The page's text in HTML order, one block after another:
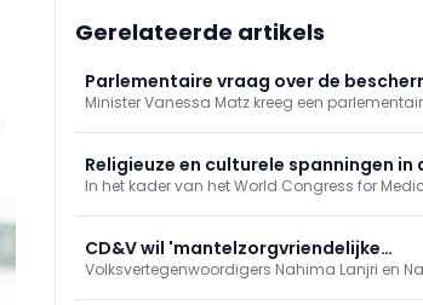
Gerelateerde artikels
Parlementaire vraag over de
van persoonsgegevens bij gebruik
in het kader van reproductieve
gezondheidszorg
Minister Vanessa Matz kreeg een
regelgevend kader, maar zegt de aandacht
sensibilisering rond het gebruik van deze
Religieuze en culturele spanningen in
zorg
In het kader van het World Congress for
Gezondheidsrecht en Religieuze Diversiteit
boven de doopvont gehouden.
CD&V wil 'mantelzorgvriendelijke
werkvloeren' bevorderen
Volksvertegenwoordigers Nahima Lanjri en